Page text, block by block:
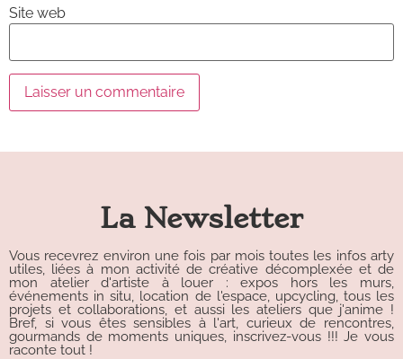
Site web
La Newsletter
Vous recevrez environ une fois par mois toutes les infos arty
utiles, liées à mon activité de créative décomplexée et de
mon atelier d'artiste à louer : expos hors les murs,
événements in situ, location de l'espace, upcycling, tous les
projets et collaborations, et aussi les ateliers que j'anime !
Bref, si vous êtes sensibles à l'art, curieux de rencontres,
gourmands de moments uniques, inscrivez-vous !!! Je vous
raconte tout !